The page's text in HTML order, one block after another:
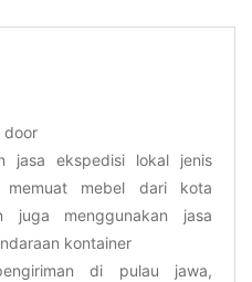
door
jasa ekspedisi lokal jenis
memuat mebel dari kota
juga menggunakan jasa
kontainer
di pulau jawa,